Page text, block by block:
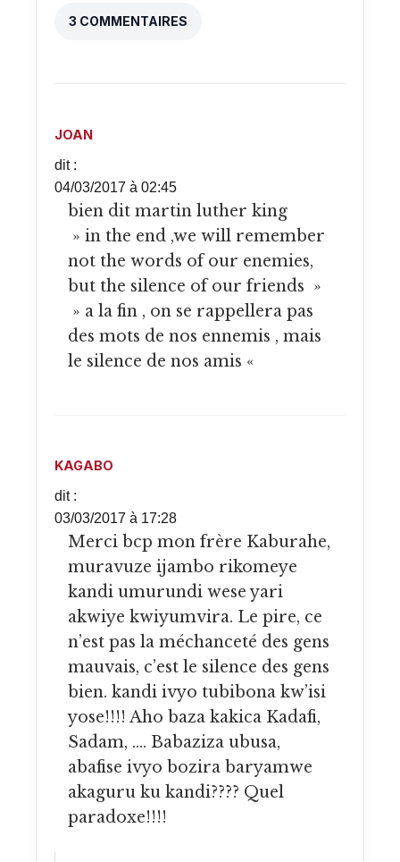
3 COMMENTAIRES
JOAN
dit :
04/03/2017 à 02:45
bien dit martin luther king
» in the end ,we will remember
not the words of our enemies,
but the silence of our friends »
» a la fin , on se rappellera pas
des mots de nos ennemis , mais
le silence de nos amis «
KAGABO
dit :
03/03/2017 à 17:28
Merci bcp mon frère Kaburahe,
muravuze ijambo rikomeye
kandi umurundi wese yari
akwiye kwiyumvira. Le pire, ce
n’est pas la méchanceté des gens
mauvais, c’est le silence des gens
bien. kandi ivyo tubibona kw’isi
yose!!!! Aho baza kakica Kadafi,
Sadam, …. Babaziza ubusa,
abafise ivyo bozira baryamwe
akaguru ku kandi???? Quel
paradoxe!!!!